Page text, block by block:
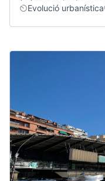
Evolució urbanística